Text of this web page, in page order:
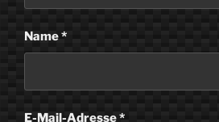
Name*
E-Mail-Adresse*